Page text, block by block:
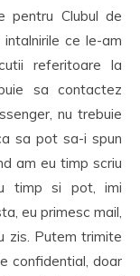
pentru Clubul de
ce le-am
referitoare la
sa contactez
nu trebuie
sa pot sa-i spun
am eu timp scriu
timp si pot, imi
eu primesc mail,
zis. Putem trimite
confidential, doar